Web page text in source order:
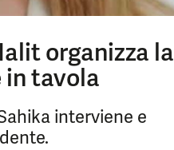
organizza la
in tavola
interviene e